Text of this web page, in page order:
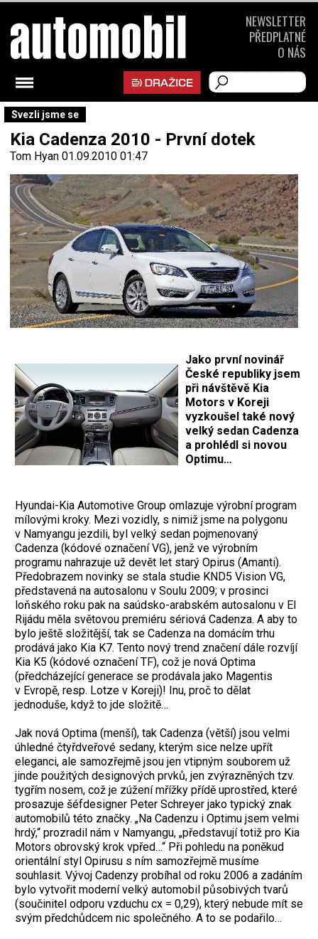
Svezli jsme se
Kia Cadenza 2010 - První dotek
Tom Hyan 01.09.2010 01:47
Jako první novinář
České republiky jsem
při návštěvě Kia
Motors v Koreji
vyzkoušel také nový
velký sedan Cadenza
a prohlédl si novou
Optimu…
Hyundai-Kia Automotive Group omlazuje výrobní program
mílovými kroky. Mezi vozidly, s nimiž jsme na polygonu
v Namyangu jezdili, byl velký sedan pojmenovaný
Cadenza (kódové označení VG), jenž ve výrobním
programu nahrazuje už devět let starý Opirus (Amanti).
Předobrazem novinky se stala studie KND5 Vision VG,
představená na autosalonu v Soulu 2009; v prosinci
loňského roku pak na saúdsko-arabském autosalonu v El
Rijádu měla světovou premiéru sériová Cadenza. A aby to
bylo ještě složitější, tak se Cadenza na domácím trhu
prodává jako Kia K7. Tento nový trend značení dále rozvíjí
Kia K5 (kódové označení TF), což je nová Optima
(předcházející generace se prodávala jako Magentis
v Evropě, resp. Lotze v Koreji)! Inu, proč to dělat
jednoduše, když to jde složitě…
Jak nová Optima (menší), tak Cadenza (větší) jsou velmi
úhledné čtyřdveřové sedany, kterým sice nelze upřít
eleganci, ale samozřejmě jsou jen vtipným souborem už
jinde použitých designových prvků, jen zvýrazněných tzv.
tygřím nosem, což je zúžení mřížky přídě uprostřed, které
prosazuje šéfdesigner Peter Schreyer jako typický znak
automobilů této značky. „Na Cadenzu i Optimu jsem velmi
hrdý,“ prozradil nám v Namyangu, „představují totiž pro Kia
Motors obrovský krok vpřed…“ Při pohledu na poněkud
orientální styl Opirusu s ním samozřejmě musíme
souhlasit. Vývoj Cadenzy probíhal od roku 2006 a zadáním
bylo vytvořit moderní velký automobil působivých tvarů
(součinitel odporu vzduchu cx = 0,29), který nebude mít se
svým předchůdcem nic společného. A to se podařilo…
NEWSLETTER
PŘEDPLATNÉ
O NÁS